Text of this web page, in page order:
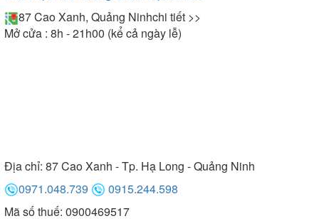
87 Cao Xanh, Quảng Ninhchi tiết >>
Mở cửa : 8h - 21h00 (kể cả ngày lễ)
Địa chỉ: 87 Cao Xanh - Tp. Hạ Long - Quảng Ninh
0971.048.739
0915.244.598
Mã số thuế: 0900469517